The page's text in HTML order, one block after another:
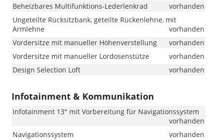
Beheizbares Multifunktions-Lederlenkrad
vorhanden
Ungeteilte Rücksitzbank, geteilte Rückenlehne, mit
Armlehne
vorhanden
Vordersitze mit manueller Höhenverstellung
vorhanden
Vordersitze mit manueller Lordosenstütze
vorhanden
Design Selection Loft
vorhanden
Infotainment & Kommunikation
Infotainment 13" mit Vorbereitung für Navigationssystem
vorhanden
Navigationssystem
vorhanden